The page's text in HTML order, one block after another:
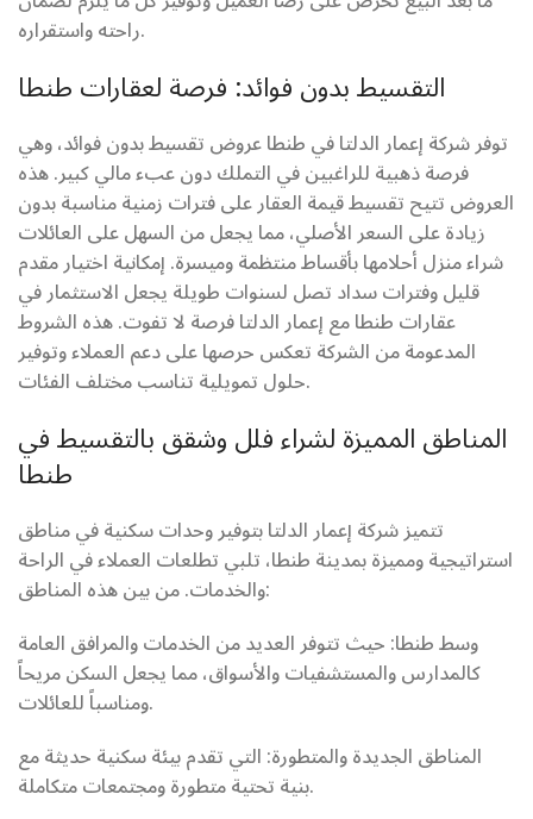
راحته واستقراره.
التقسيط بدون فوائد: فرصة لعقارات طنطا
توفر شركة إعمار الدلتا في طنطا عروض تقسيط بدون فوائد، وهي
فرصة ذهبية للراغبين في التملك دون عبء مالي كبير. هذه
العروض تتيح تقسيط قيمة العقار على فترات زمنية مناسبة بدون
زيادة على السعر الأصلي، مما يجعل من السهل على العائلات
شراء منزل أحلامها بأقساط منتظمة وميسرة. إمكانية اختيار مقدم
قليل وفترات سداد تصل لسنوات طويلة يجعل الاستثمار في
عقارات طنطا مع إعمار الدلتا فرصة لا تفوت. هذه الشروط
المدعومة من الشركة تعكس حرصها على دعم العملاء وتوفير
حلول تمويلية تناسب مختلف الفئات.
المناطق المميزة لشراء فلل وشقق بالتقسيط في
طنطا
تتميز شركة إعمار الدلتا بتوفير وحدات سكنية في مناطق
استراتيجية ومميزة بمدينة طنطا، تلبي تطلعات العملاء في الراحة
والخدمات. من بين هذه المناطق:
وسط طنطا: حيث تتوفر العديد من الخدمات والمرافق العامة
كالمدارس والمستشفيات والأسواق، مما يجعل السكن مريحاً
ومناسباً للعائلات.
المناطق الجديدة والمتطورة: التي تقدم بيئة سكنية حديثة مع
بنية تحتية متطورة ومجتمعات متكاملة.